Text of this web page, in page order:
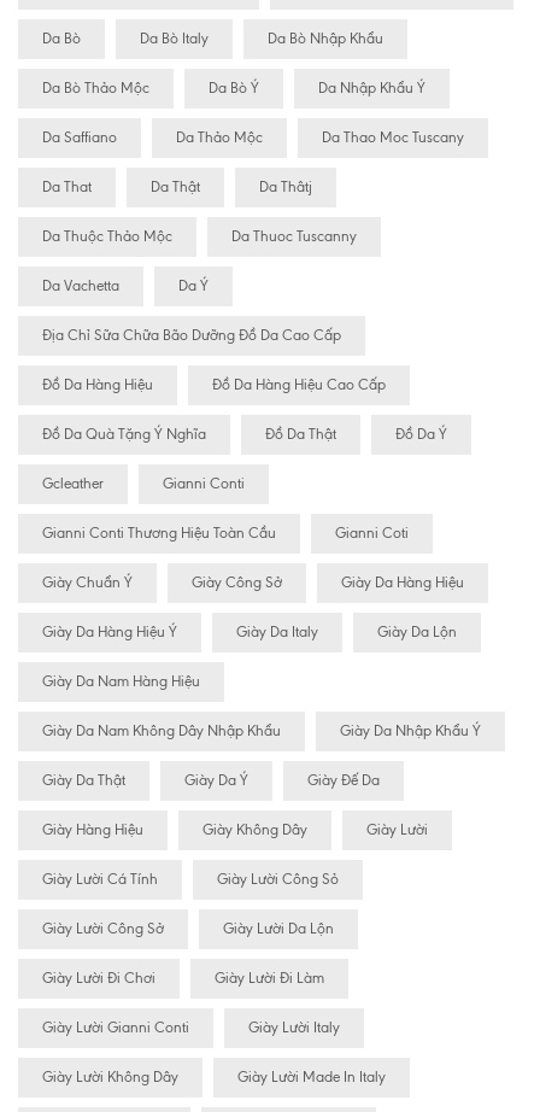
Da Bò Da Bò Italy Da Bò Nhập Khẩu
Da Bò Thảo Mộc Da Bò Ý Da Nhập Khẩu Ý
Da Saffiano Da Thảo Mộc Da Thao Moc Tuscany
Da That Da Thật Da Thâtj
Da Thuộc Thảo Mộc Da Thuoc Tuscanny
Da Vachetta Da Ý
Địa Chỉ Sữa Chữa Bão Dưỡng Đồ Da Cao Cấp
Đồ Da Hàng Hiệu Đồ Da Hàng Hiệu Cao Cấp
Đồ Da Quà Tặng Ý Nghĩa Đồ Da Thật Đồ Da Ý
Gcleather Gianni Conti
Gianni Conti Thương Hiệu Toàn Cầu Gianni Coti
Giày Chuẩn Ý Giày Công Sở Giày Da Hàng Hiệu
Giày Da Hàng Hiệu Ý Giày Da Italy Giày Da Lộn
Giày Da Nam Hàng Hiệu
Giày Da Nam Không Dây Nhập Khẩu Giày Da Nhập Khẩu Ý
Giày Da Thật Giày Da Ý Giày Đế Da
Giày Hàng Hiệu Giày Không Dây Giày Lười
Giày Lười Cá Tính Giày Lười Công Sỏ
Giày Lười Công Sở Giày Lười Da Lộn
Giày Lười Đi Chơi Giày Lười Đi Làm
Giày Lười Gianni Conti Giày Lười Italy
Giày Lười Không Dây Giày Lười Made In Italy